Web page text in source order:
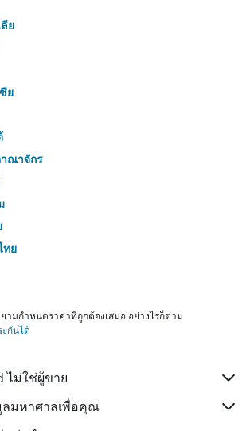
ย
ย
ณาจักร
ทย
ยามกำหนดราคาที่ถูกต้องเสมอ อย่างไรก็ตาม
ะกันได้
ไม่ใช่ผู้ขาย
ลมหาศาลเพื่อคุณ